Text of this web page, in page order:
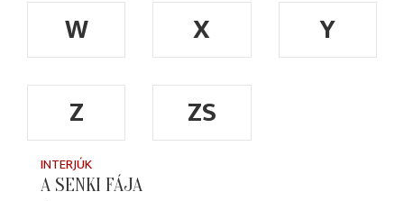
W
X
Y
Z
ZS
INTERJÚK
A SENKI FÁJA